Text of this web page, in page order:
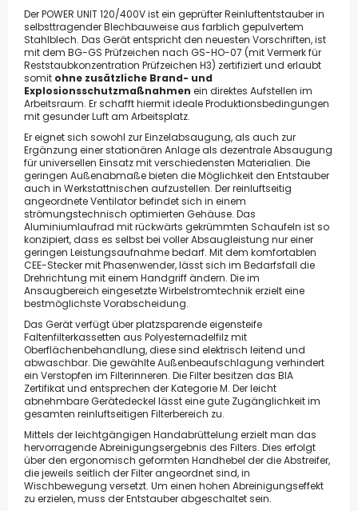
Der POWER UNIT 120/400V ist ein geprüfter Reinluftentstauber in
selbsttragender Blechbauweise aus farblich gepulvertem
Stahlblech. Das Gerät entspricht den neuesten Vorschriften, ist
mit dem BG-GS Prüfzeichen nach GS-HO-07 (mit Vermerk für
Reststaubkonzentration Prüfzeichen H3) zertifiziert und erlaubt
somit ohne zusätzliche Brand- und
Explosionsschutzmaßnahmen ein direktes Aufstellen im
Arbeitsraum. Er schafft hiermit ideale Produktionsbedingungen
mit gesunder Luft am Arbeitsplatz.
Er eignet sich sowohl zur Einzelabsaugung, als auch zur
Ergänzung einer stationären Anlage als dezentrale Absaugung
für universellen Einsatz mit verschiedensten Materialien. Die
geringen Außenabmaße bieten die Möglichkeit den Entstauber
auch in Werkstattnischen aufzustellen. Der reinluftseitig
angeordnete Ventilator befindet sich in einem
strömungstechnisch optimierten Gehäuse. Das
Aluminiumlaufrad mit rückwärts gekrümmten Schaufeln ist so
konzipiert, dass es selbst bei voller Absaugleistung nur einer
geringen Leistungsaufnahme bedarf. Mit dem komfortablen
CEE-Stecker mit Phasenwender, lässt sich im Bedarfsfall die
Drehrichtung mit einem Handgriff ändern. Die im
Ansaugbereich eingesetzte Wirbelstromtechnik erzielt eine
bestmöglichste Vorabscheidung.
Das Gerät verfügt über platzsparende eigensteife
Faltenfilterkassetten aus Polyesternadelfilz mit
Oberflächenbehandlung, diese sind elektrisch leitend und
abwaschbar. Die gewählte Außenbeaufschlagung verhindert
ein Verstopfen im Filterinneren. Die Filter besitzen das BIA
Zertifikat und entsprechen der Kategorie M. Der leicht
abnehmbare Gerätedeckel lässt eine gute Zugänglichkeit im
gesamten reinluftseitigen Filterbereich zu.
Mittels der leichtgängigen Handabrüttelung erzielt man das
hervorragende Abreinigungsergebnis des Filters. Dies erfolgt
über den ergonomisch geformten Handhebel der die Abstreifer,
die jeweils seitlich der Filter angeordnet sind, in
Wischbewegung versetzt. Um einen hohen Abreinigungseffekt
zu erzielen, muss der Entstauber abgeschaltet sein.